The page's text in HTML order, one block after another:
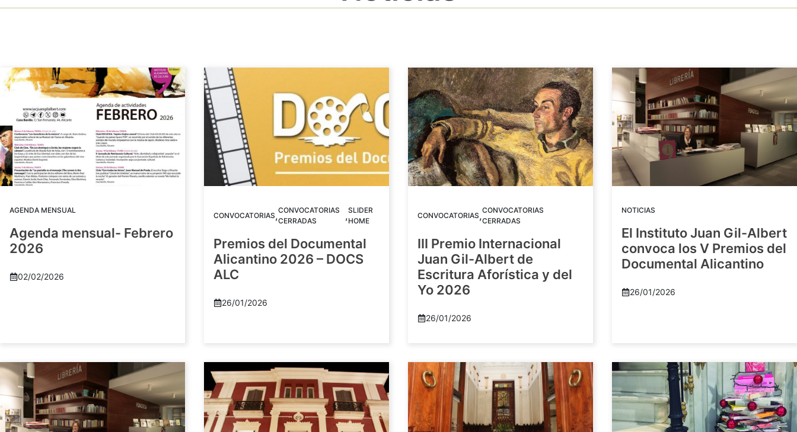
AGENDA MENSUAL
Agenda mensual- Febrero
2026
02/02/2026
CONVOCATORIAS,CONVOCATORIAS
CERRADAS
,SLIDER
HOME
Premios del Documental
Alicantino 2026 – DOCS
ALC
26/01/2026
CONVOCATORIAS,CONVOCATORIAS
CERRADAS
III Premio Internacional
Juan Gil-Albert de
Escritura Aforística y del
Yo 2026
26/01/2026
NOTICIAS
El Instituto Juan Gil-Albert
convoca los V Premios del
Documental Alicantino
26/01/2026